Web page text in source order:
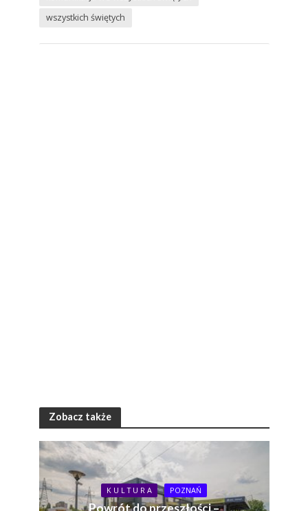
wszystkich świętych
Zobacz także
K U L T U R A POZNAŃ
Powrót do przeszłości –